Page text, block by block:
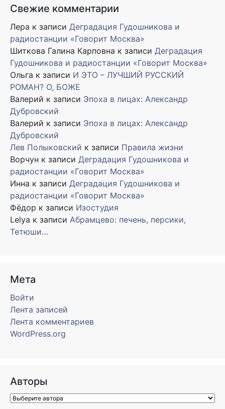
Свежие комментарии
Лера к записи Деградация Гудошникова и
радиостанции «Говорит Москва»
Шиткова Галина Карповна к записи Деградация
Гудошникова и радиостанции «Говорит Москва»
Ольга к записи И ЭТО – ЛУЧШИЙ РУССКИЙ
РОМАН? О, БОЖЕ
Валерий к записи Эпоха в лицах: Александр
Дубровский
Валерий к записи Эпоха в лицах: Александр
Дубровский
Лев Полыковский к записи Правила жизни
Ворчун к записи Деградация Гудошникова и
радиостанции «Говорит Москва»
Инна к записи Деградация Гудошникова и
радиостанции «Говорит Москва»
Фёдор к записи Изостудия
Lelya к записи Абрамцево: печень, персики,
Тетюши…
Мета
Войти
Лента записей
Лента комментариев
WordPress.org
Авторы